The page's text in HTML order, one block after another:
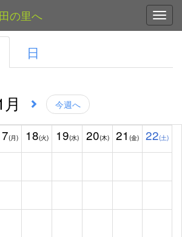
の里へ
日
今週へ
(月) 18(火) 19(水) 20(木) 21 (金) 22(土)